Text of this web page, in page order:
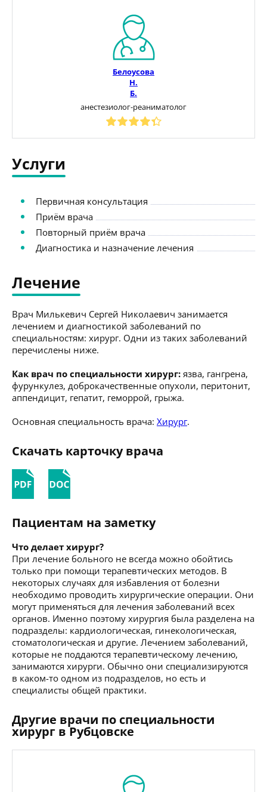
Белоусова
Н.
Б.
анестезиолог-реаниматолог
Услуги
Первичная консультация
Приём врача
Повторный приём врача
Диагностика и назначение лечения
Лечение
Врач Милькевич Сергей Николаевич занимается
лечением и диагностикой заболеваний по
специальностям: хирург. Одни из таких заболеваний
перечислены ниже.
Как врач по специальности хирург: язва, гангрена,
фурункулез, доброкачественные опухоли, перитонит,
аппендицит, гепатит, геморрой, грыжа.
Основная специальность врача: Хирург.
Скачать карточку врача
Пациентам на заметку
Что делает хирург?
При лечение больного не всегда можно обойтись
только при помощи терапевтических методов. В
некоторых случаях для избавления от болезни
необходимо проводить хирургические операции. Они
могут применяться для лечения заболеваний всех
органов. Именно поэтому хирургия была разделена на
подразделы: кардиологическая, гинекологическая,
стоматологическая и другие. Лечением заболеваний,
которые не поддаются терапевтическому лечению,
занимаются хирурги. Обычно они специализируются
в каком-то одном из подразделов, но есть и
специалисты общей практики.
Другие врачи по специальности
хирург в Рубцовске